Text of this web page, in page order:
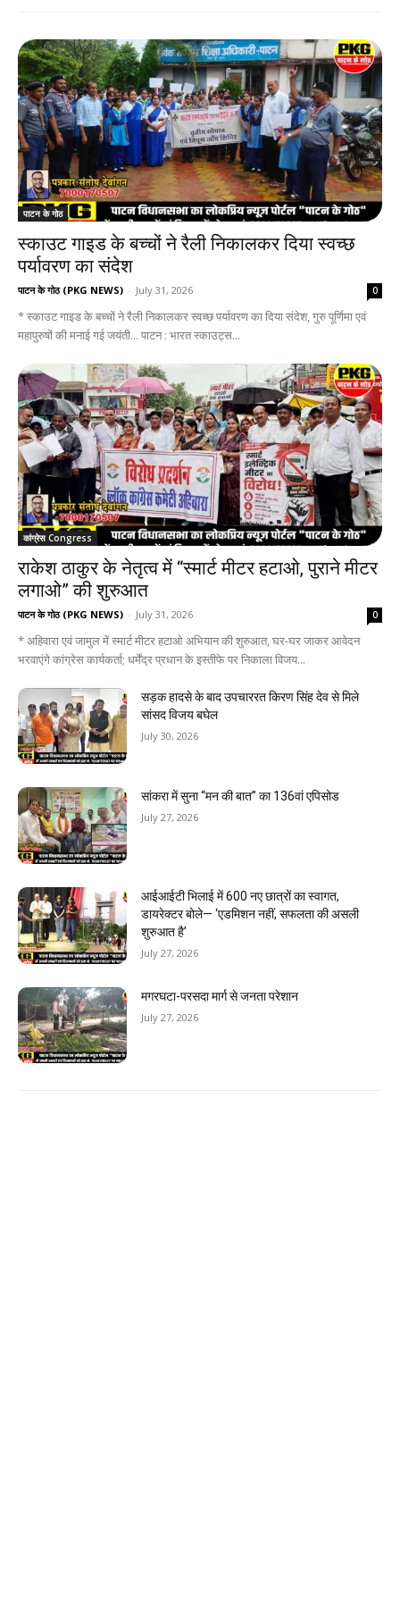
पाटन के गोठ
स्काउट गाइड के बच्चों ने रैली निकालकर दिया स्वच्छ
पर्यावरण का संदेश
पाटन के गोठ (PKG NEWS) - July 31, 2026 0
* स्काउट गाइड के बच्चों ने रैली निकालकर स्वच्छ पर्यावरण का दिया संदेश, गुरु पूर्णिमा एवं
महापुरुषों की मनाई गई जयंती... पाटन : भारत स्काउट्स...
कांग्रेस Congress
राकेश ठाकुर के नेतृत्व में “स्मार्ट मीटर हटाओ, पुराने मीटर
लगाओ” की शुरुआत
पाटन के गोठ (PKG NEWS) - July 31, 2026 0
* अहिवारा एवं जामुल में स्मार्ट मीटर हटाओ अभियान की शुरुआत, घर-घर जाकर आवेदन
भरवाएंगे कांग्रेस कार्यकर्ता; धर्मेंद्र प्रधान के इस्तीफे पर निकाला विजय...
सड़क हादसे के बाद उपचाररत किरण सिंह देव से मिले
सांसद विजय बघेल
July 30, 2026
सांकरा में सुना “मन की बात” का 136वां एपिसोड
July 27, 2026
आईआईटी भिलाई में 600 नए छात्रों का स्वागत,
डायरेक्टर बोले— ‘एडमिशन नहीं, सफलता की असली
शुरुआत है’
July 27, 2026
मगरघटा-परसदा मार्ग से जनता परेशान
July 27, 2026